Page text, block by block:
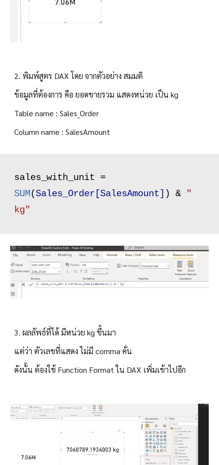
2. พิมพ์สูตร DAX โดย จากตัวอย่าง สมมติ
ข้อมูลที่ต้องการ คือ ยอดขายรวม แสดงหน่วย เป็น kg
Table name : Sales_Order
Column name : SalesAmount
SUM(Sales_Order[SalesAmount] ) & "
kg"
3. ผลลัพธ์ที่ได้ มีหน่วย kg ขึ้นมา
แต่ว่า ตัวเลขที่แสดง ไม่มี comma คั่น
ดังนั้น ต้องใช้ Function Format ใน DAX เพิ่มเข้าไปอีก